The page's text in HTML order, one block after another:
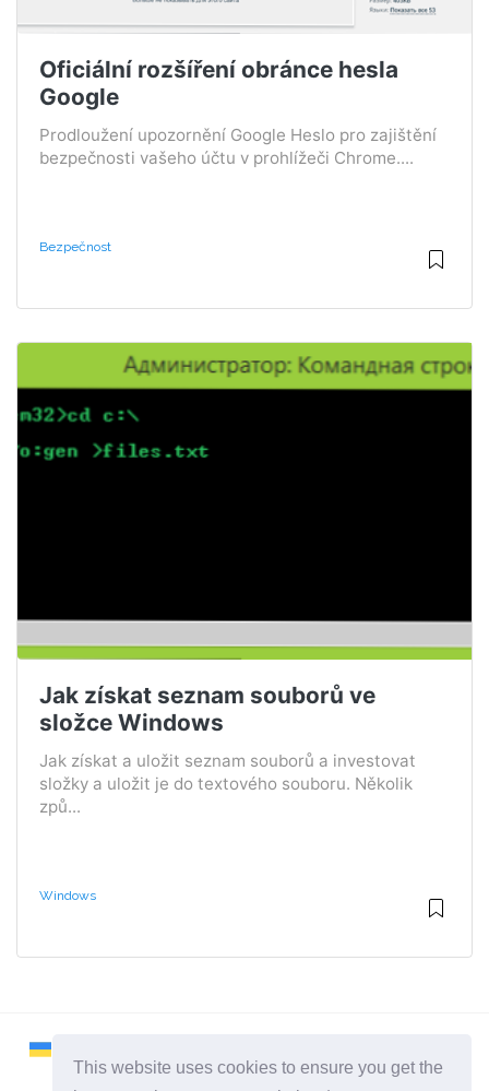
This website uses cookies to ensure you get the
Oficiální rozšíření obránce hesla
Google
Prodloužení upozornění Google Heslo pro zajištění
bezpečnosti vašeho účtu v prohlížeči Chrome....
Bezpečnost
Jak získat seznam souborů ve
složce Windows
Jak získat a uložit seznam souborů a investovat
složky a uložit je do textového souboru. Několik
způ...
Windows